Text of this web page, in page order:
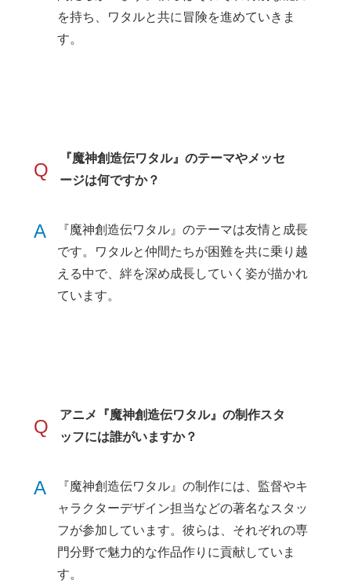
を持ち、ワタルと共に冒険を進めていきま
す。
Q
『魔神創造伝ワタル』のテーマやメッセ
ージは何ですか？
A
『魔神創造伝ワタル』のテーマは友情と成長
です。ワタルと仲間たちが困難を共に乗り越
える中で、絆を深め成長していく姿が描かれ
ています。
Q
アニメ『魔神創造伝ワタル』の制作スタ
ッフには誰がいますか？
A
『魔神創造伝ワタル』の制作には、監督やキ
ャラクターデザイン担当などの著名なスタッ
フが参加しています。彼らは、それぞれの専
門分野で魅力的な作品作りに貢献していま
す。